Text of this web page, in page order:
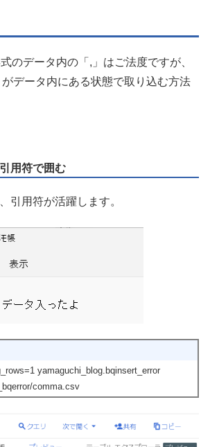
のデータ内の「,」はご法度ですが、
データ内にある状態で取り込む方法
用符で囲む
引用符が活躍します。
yamaguchi_blog.bqinsert_error
comma.csv